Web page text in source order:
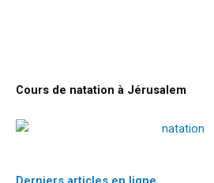
Cours de natation à Jérusalem